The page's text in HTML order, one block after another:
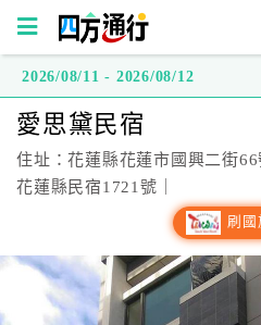
方
通
行
2026/08/11 - 2026/08/12
愛思黛民宿
住址：花蓮縣花蓮市國興二街66
花蓮縣民宿1721號｜
刷國